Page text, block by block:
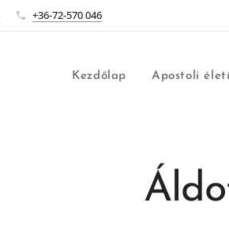
+36-72-570 046
Kezdőlap Apostoli